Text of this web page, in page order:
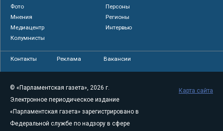
Фото
Персоны
Мнения
Регионы
Медиацентр
Интервью
Колумнисты
Контакты Реклама Вакансии
© «Парламентская газета», 2026 г.
Электронное периодическое издание
«Парламентская газета» зарегистрировано в
Федеральной службе по надзору в сфере
Карта сайта